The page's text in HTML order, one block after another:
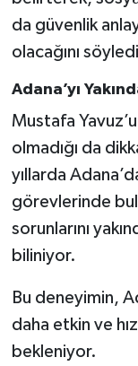
da güvenlik
olacağını
Adana’yı
Mustafa
olmadığı da
yıllarda
görevlerinde
sorunlarını
biliniyor.
Bu deneyimin,
daha etkin ve
bekleniyor.